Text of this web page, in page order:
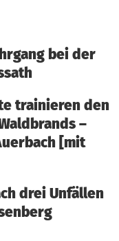
bei der
trainieren den
–
[mit
drei Unfällen